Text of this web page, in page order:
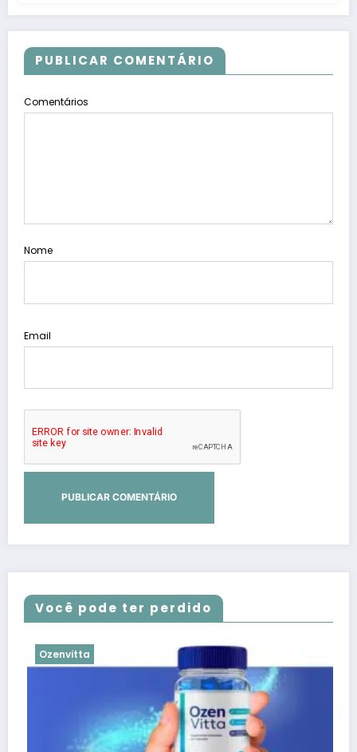
PUBLICAR COMENTÁRIO
Comentários
Nome
Email
Você pode ter perdido